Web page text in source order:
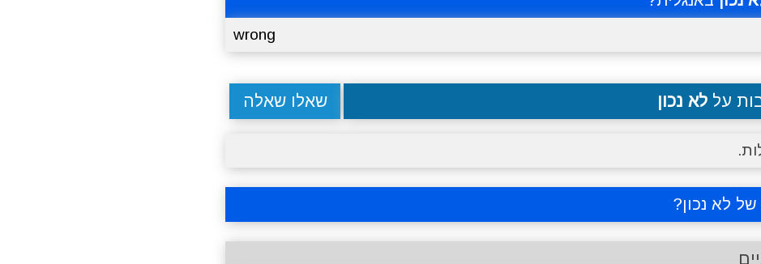
wrong
עללא נכון שאלו שאלה
לא נכון?